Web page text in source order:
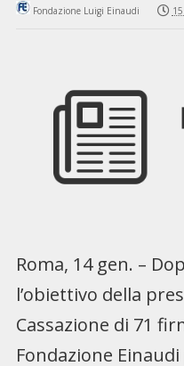
Fondazione Luigi Einaudi
Roma, 14 gen. –
l’obiettivo della
Cassazione di 71
Fondazione